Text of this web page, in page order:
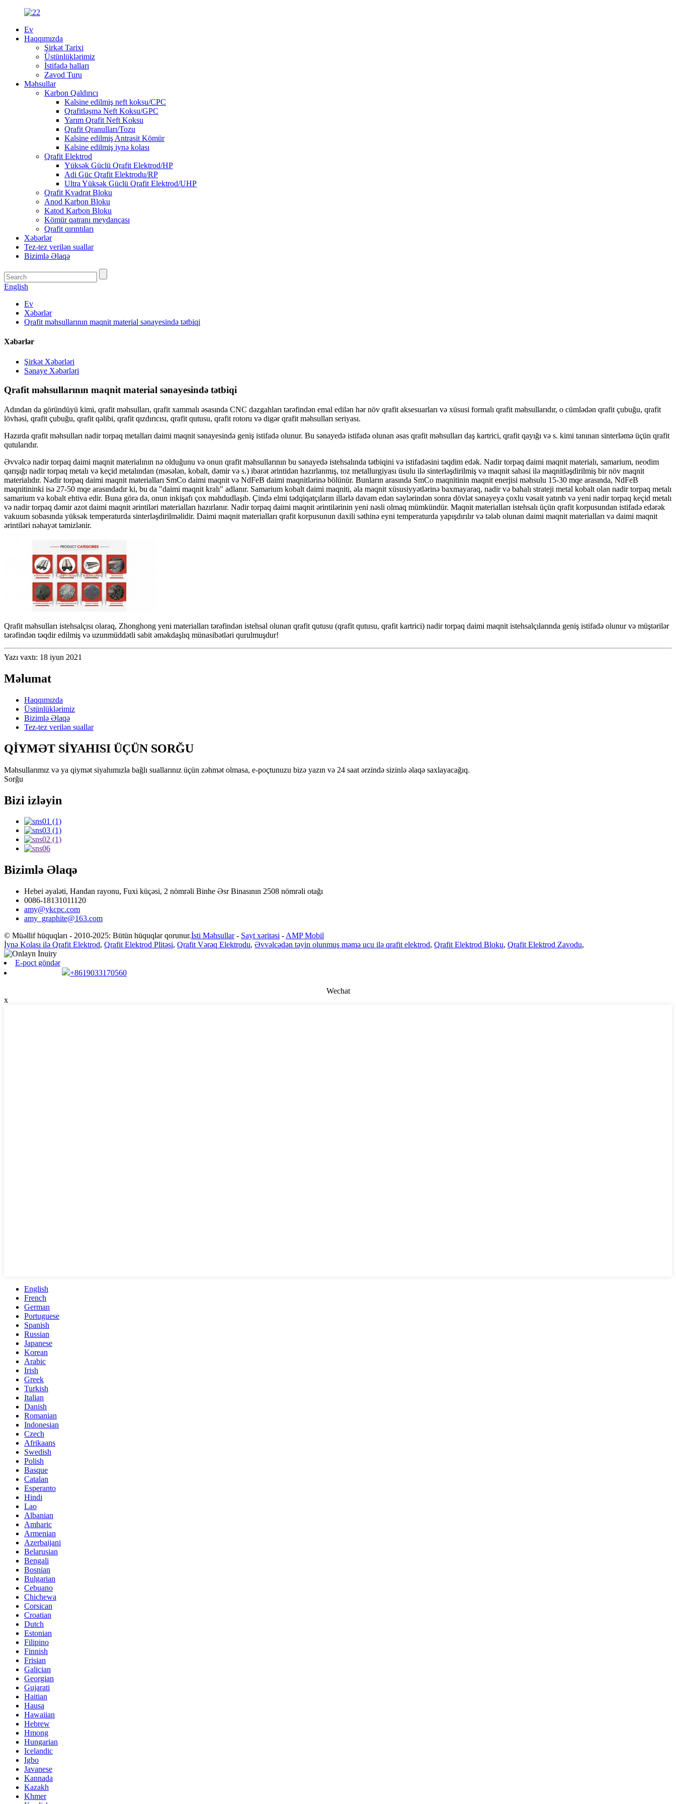
Ev
Haqqımızda
Şirkət Tarixi
Üstünlüklərimiz
İstifadə halları
Zavod Turu
Məhsullar
Karbon Qaldırıcı
Kalsine edilmiş neft koksu/CPC
Qrafitləşmə Neft Koksu/GPC
Yarım Qrafit Neft Koksu
Qrafit Qranulları/Tozu
Kalsine edilmiş Antrasit Kömür
Kalsine edilmiş iynə kolası
Qrafit Elektrod
Yüksək Güclü Qrafit Elektrod/HP
Adi Güc Qrafit Elektrodu/RP
Ultra Yüksək Güclü Qrafit Elektrod/UHP
Qrafit Kvadrat Bloku
Anod Karbon Bloku
Katod Karbon Bloku
Kömür qatranı meydançası
Qrafit qırıntıları
Xəbərlər
Tez-tez verilən suallar
Bizimlə Əlaqə
English
Ev
Xəbərlər
Qrafit məhsullarının maqnit material sənayesində tətbiqi
Xəbərlər
Şirkət Xəbərləri
Sənaye Xəbərləri
Qrafit məhsullarının maqnit material sənayesində tətbiqi
Adından da göründüyü kimi, qrafit məhsulları, qrafit xammalı əsasında CNC dəzgahları tərəfindən emal edilən hər növ qrafit aksesuarları və xüsusi formalı qrafit məhsullarıdır, o cümlədən qrafit çubuğu, qrafit
lövhəsi, qrafit çubuğu, qrafit qəlibi, qrafit qızdırıcısı, qrafit qutusu, qrafit rotoru və digər qrafit məhsulları seriyası.
Hazırda qrafit məhsulları nadir torpaq metalları daimi maqnit sənayesində geniş istifadə olunur. Bu sənayedə istifadə olunan əsas qrafit məhsulları daş kartrici, qrafit qayığı və s. kimi tanınan sinterləmə üçün qrafit
qutularıdır.
Əvvəlcə nadir torpaq daimi maqnit materialının nə olduğunu və onun qrafit məhsullarının bu sənayedə istehsalında tətbiqini və istifadəsini təqdim edək. Nadir torpaq daimi maqnit materialı, samarium, neodim
qarışığı nadir torpaq metalı və keçid metalından (məsələn, kobalt, dəmir və s.) ibarət ərintidən hazırlanmış, toz metallurgiyası üsulu ilə sinterləşdirilmiş və maqnit sahəsi ilə maqnitləşdirilmiş bir növ maqnit
materialıdır. Nadir torpaq daimi maqnit materialları SmCo daimi maqnit və NdFeB daimi maqnitlərinə bölünür. Bunların arasında SmCo maqnitinin maqnit enerjisi məhsulu 15-30 mqe arasında, NdFeB
maqnitininki isə 27-50 mqe arasındadır ki, bu da "daimi maqnit kralı" adlanır. Samarium kobalt daimi maqniti, əla maqnit xüsusiyyətlərinə baxmayaraq, nadir və bahalı strateji metal kobalt olan nadir torpaq metalı
samarium və kobalt ehtiva edir. Buna görə də, onun inkişafı çox məhdudlaşıb. Çində elmi tədqiqatçıların illərlə davam edən səylərindən sonra dövlət sənayeyə çoxlu vəsait yatırıb və yeni nadir torpaq keçid metalı
və nadir torpaq dəmir azot daimi maqnit ərintiləri materialları hazırlanır. Nadir torpaq daimi maqnit ərintilərinin yeni nəsli olmaq mümkündür. Maqnit materialları istehsalı üçün qrafit korpusundan istifadə edərək
vakuum sobasında yüksək temperaturda sinterləşdirilməlidir. Daimi maqnit materialları qrafit korpusunun daxili səthinə eyni temperaturda yapışdırılır və tələb olunan daimi maqnit materialları və daimi maqnit
ərintiləri nəhayət təmizlənir.
Qrafit məhsulları istehsalçısı olaraq, Zhonghong yeni materialları tərəfindən istehsal olunan qrafit qutusu (qrafit qutusu, qrafit kartrici) nadir torpaq daimi maqnit istehsalçılarında geniş istifadə olunur və müştərilər
tərəfindən təqdir edilmiş və uzunmüddətli sabit əməkdaşlıq münasibətləri qurulmuşdur!
Yazı vaxtı: 18 iyun 2021
Məlumat
Haqqımızda
Üstünlüklərimiz
Bizimlə Əlaqə
Tez-tez verilən suallar
QİYMƏT SİYAHISI ÜÇÜN SORĞU
Məhsullarımız və ya qiymət siyahımızla bağlı suallarınız üçün zəhmət olmasa, e-poçtunuzu bizə yazın və 24 saat ərzində sizinlə əlaqə saxlayacağıq.
Sorğu
Bizi izləyin
Bizimlə Əlaqə
Hebei əyaləti, Handan rayonu, Fuxi küçəsi, 2 nömrəli Binhe Əsr Binasının 2508 nömrəli otağı
0086-18131011120
amy@ykcpc.com
amy_graphite@163.com
© Müəllif hüquqları - 2010-2025: Bütün hüquqlar qorunur.İsti Məhsullar- Sayt xəritəsi - AMP Mobil
İynə Kolası ilə Qrafit Elektrod, Qrafit Elektrod Plitəsi, Qrafit Vərəq Elektrodu, Əvvəlcədən təyin olunmuş məmə ucu ilə qrafit elektrod, Qrafit Elektrod Bloku, Qrafit Elektrod Zavodu,
E-poçt göndər
+8619033170560
Wechat
x
English
French
German
Portuguese
Spanish
Russian
Japanese
Korean
Arabic
Irish
Greek
Turkish
Italian
Danish
Romanian
Indonesian
Czech
Afrikaans
Swedish
Polish
Basque
Catalan
Esperanto
Hindi
Lao
Albanian
Amharic
Armenian
Azerbaijani
Belarusian
Bengali
Bosnian
Bulgarian
Cebuano
Chichewa
Corsican
Croatian
Dutch
Estonian
Filipino
Finnish
Frisian
Galician
Georgian
Gujarati
Haitian
Hausa
Hawaiian
Hebrew
Hmong
Hungarian
Icelandic
Igbo
Javanese
Kannada
Kazakh
Khmer